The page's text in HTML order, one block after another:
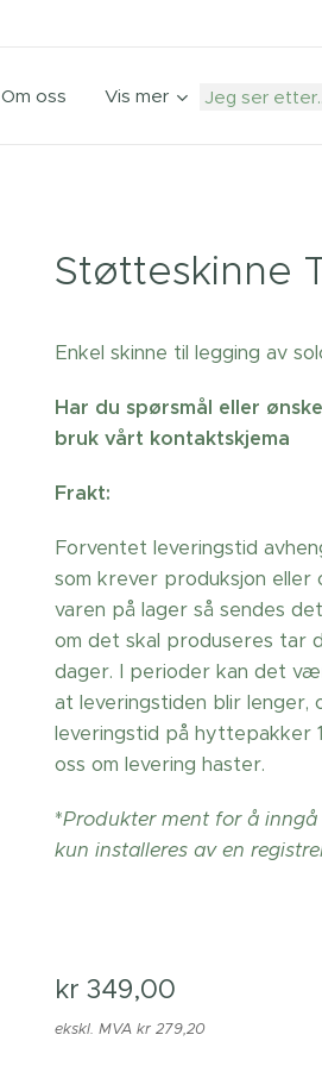
Om oss Vis mer
Støtteskinne
Enkel skinne til legging av
Har du spørsmål eller
bruk vårt kontaktskjema
Frakt:
Forventet leveringstid
som krever produksjon eller
varen på lager så sendes
om det skal produseres tar
dager. I perioder kan det
at leveringstiden blir
leveringstid på hyttepakker
oss om levering haster.
*Produkter ment for å
kun installeres av en
kr349,00
ekskl. MVA kr 279,20